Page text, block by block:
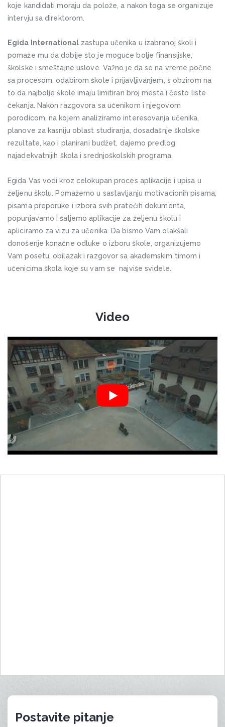
koje kandidati moraju da polože, a nakon toga se organizuje
intervju sa direktorom.
Egida Internationalzastupa učenika u izabranoj školi i
pomaže mu da dobije što je moguće bolje finansijske,
školske i smeštajne uslove. Važno je da se na vreme počne
sa procesom, odabirom škole i prijavljivanjem, s obzirom na
to da najbolje škole imaju limitiran broj mesta i često liste
čekanja. Nakon razgovora sa učenikom i njegovom
porodicom, na kojem analiziramo interesovanja učenika,
planove za kasniju oblast studiranja, dosadašnje školske
rezultate, kao i planirani budžet, dajemo predlog
najadekvatnijih škola i srednjoškolskih programa.
Egida Vas vodi kroz celokupan proces aplikacije i upisa u
željenu školu. Pomažemo u sastavljanju motivacionih pisama,
pisama preporuke i izbora svih pratećih dokumenta,
popunjavamo i šaljemo aplikacije za željenu školu i
apliciramo za vizu za učenika. Da bismo Vam olakšali
donošenje konačne odluke o izboru škole, organizujemo
Vam posetu, obilazak i razgovor sa akademskim timom i
učenicima škola koje su vam se najviše svidele.
Video
Postavite pitanje